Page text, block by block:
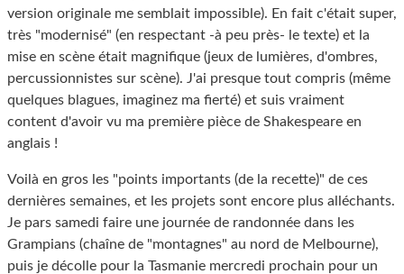
version originale me semblait impossible). En fait c'était super,
très "modernisé" (en respectant -à peu près- le texte) et la
mise en scène était magnifique (jeux de lumières, d'ombres,
percussionnistes sur scène). J'ai presque tout compris (même
quelques blagues, imaginez ma fierté) et suis vraiment
content d'avoir vu ma première pièce de Shakespeare en
anglais !
Voilà en gros les "points importants (de la recette)" de ces
dernières semaines, et les projets sont encore plus alléchants.
Je pars samedi faire une journée de randonnée dans les
Grampians (chaîne de "montagnes" au nord de Melbourne),
puis je décolle pour la Tasmanie mercredi prochain pour un